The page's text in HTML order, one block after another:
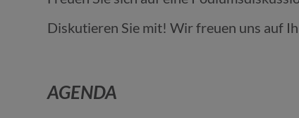
Diskutieren Sie mit! Wir freuen uns auf
AGENDA